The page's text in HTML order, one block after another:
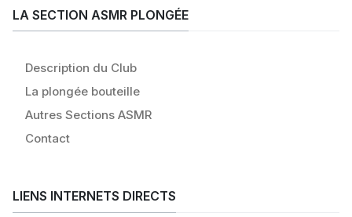
LA SECTION ASMR PLONGÉE
Description du Club
La plongée bouteille
Autres Sections ASMR
Contact
LIENS INTERNETS DIRECTS